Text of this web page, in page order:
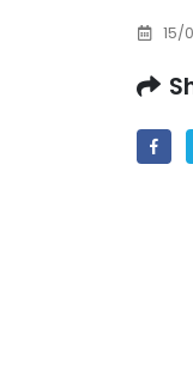
15/
Prof.
25/07/